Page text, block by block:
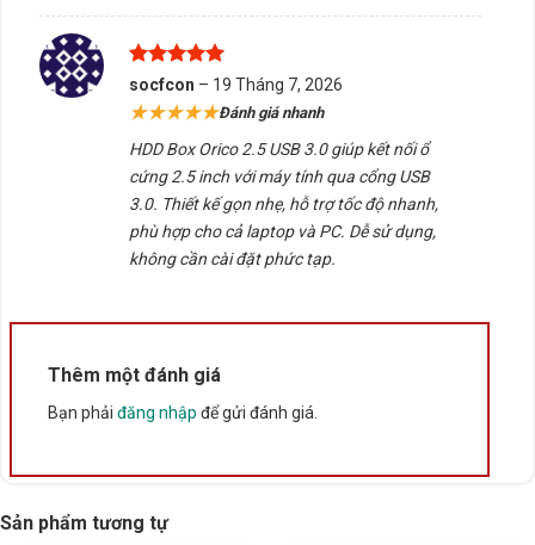
Được xếp
hạng5
5
sao
socfcon – 19 Tháng 7, 2026
★★★★★Đánh giá nhanh
HDD Box Orico 2.5 USB 3.0 giúp kết nối ổ
cứng 2.5 inch với máy tính qua cổng USB
3.0. Thiết kế gọn nhẹ, hỗ trợ tốc độ nhanh,
phù hợp cho cả laptop và PC. Dễ sử dụng,
không cần cài đặt phức tạp.
Thêm một đánh giá
Bạn phải đăng nhập để gửi đánh giá.
Sản phẩm tương tự